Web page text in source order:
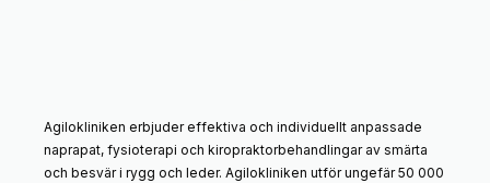
Agilokliniken erbjuder effektiva och individuellt anpassade
naprapat, fysioterapi och kiropraktorbehandlingar av smärta
och besvär i rygg och leder. Agilokliniken utför ungefär 50 000